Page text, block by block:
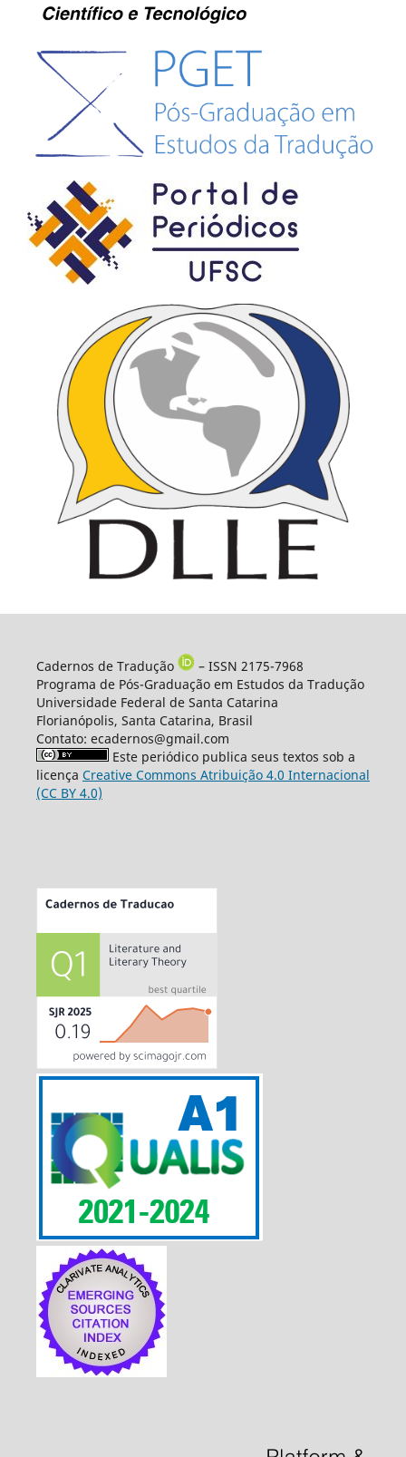
Cadernos de Tradução
– ISSN 2175-7968
Programa de Pós-Graduação em Estudos da Tradução
Universidade Federal de Santa Catarina
Florianópolis, Santa Catarina, Brasil
Contato: ecadernos@gmail.com
Este periódico publica seus textos sob a
licença Creative Commons Atribuição 4.0 Internacional
(CC BY 4.0)